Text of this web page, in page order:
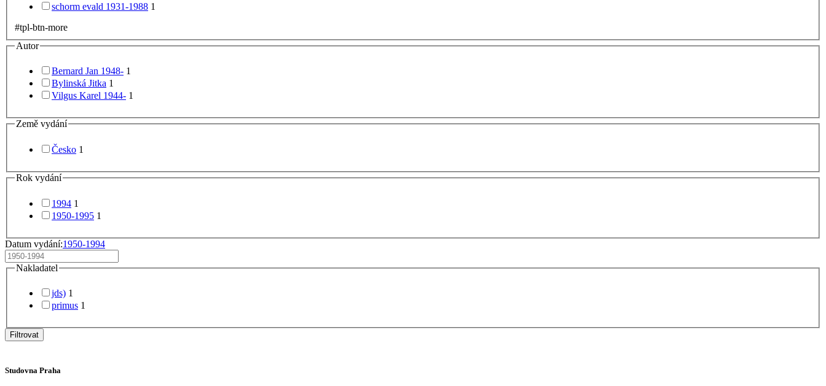
schorm evald 1931-1988 1
#tpl-btn-more
Autor
Bernard Jan 1948- 1
Bylinská Jitka 1
Vilgus Karel 1944- 1
Země vydání
Česko 1
Rok vydání
1994 1
1950-1995 1
Datum vydání:1950-1994
Nakladatel
jds) 1
primus 1
Filtrovat
Studovna Praha